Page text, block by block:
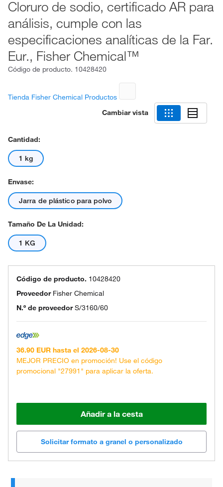
Cloruro de sodio, certificado AR para
análisis, cumple con las
especificaciones analíticas de la Far.
Eur., Fisher Chemical™
Código de producto. 10428420
Tienda Fisher Chemical Productos
Cambiar vista
Cantidad:
1 kg
Envase:
Jarra de plástico para polvo
Tamaño De La Unidad:
1 KG
Código de producto. 10428420
Proveedor Fisher Chemical
N.º de proveedor S/3160/60
36.90 EUR hasta el 2026-08-30
MEJOR PRECIO en promoción! Use el código
promocional "27991" para aplicar la oferta.
Añadir a la cesta
Solicitar formato a granel o personalizado